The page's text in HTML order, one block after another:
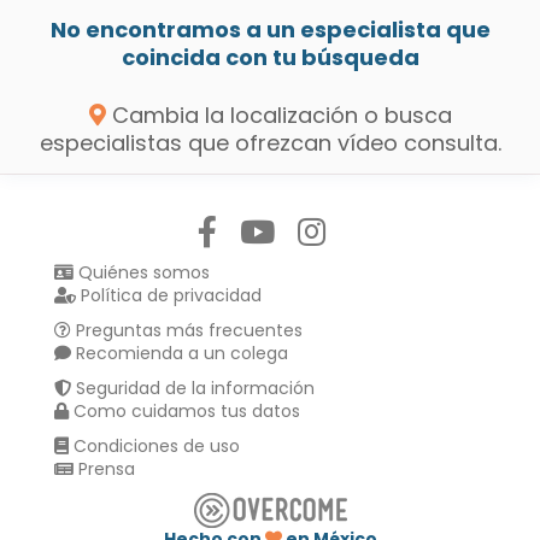
No encontramos a un especialista que
coincida con tu búsqueda
Cambia la localización o busca
especialistas que ofrezcan vídeo consulta.
Quiénes somos
Política de privacidad
Preguntas más frecuentes
Recomienda a un colega
Seguridad de la información
Como cuidamos tus datos
Condiciones de uso
Prensa